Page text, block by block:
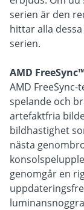
serien är den
hittar alla
serien.
AMD
AMD
spelande och
artefaktfria
bildhastighet
nästa
genomgår en